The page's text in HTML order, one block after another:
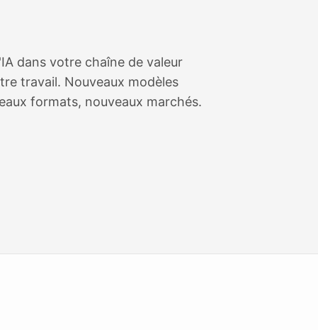
dans votre chaîne de valeur
travail. Nouveaux modèles
formats, nouveaux marchés.